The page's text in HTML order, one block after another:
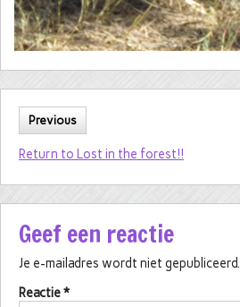
Previous
Return to Lost in the forest!!
Geef een reactie
Je e-mailadres wordt niet gepubliceerd.
Reactie*